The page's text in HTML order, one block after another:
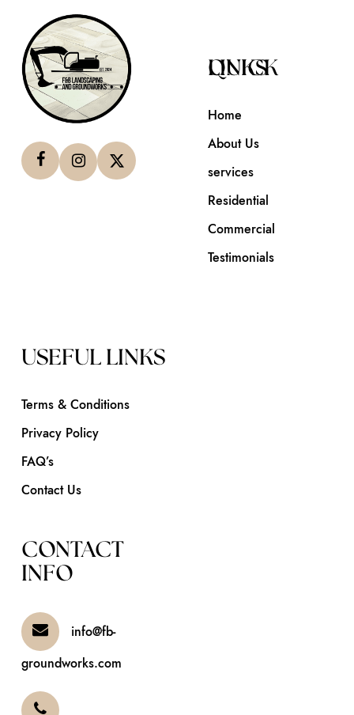
QUICK LINKS
Home
About Us
services
Residential
Commercial
Testimonials
USEFUL LINKS
Terms & Conditions
Privacy Policy
FAQ’s
Contact Us
CONTACT
INFO
info@fb-
groundworks.com